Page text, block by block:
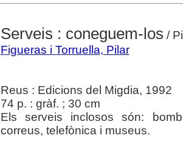
Serveis : coneguem-los /
Figueras i Torruella, Pilar
Reus : Edicions del Migdia, 1992
74 p. : gràf. ; 30 cm
Els serveis inclosos són:
correus, telefònica i museus.